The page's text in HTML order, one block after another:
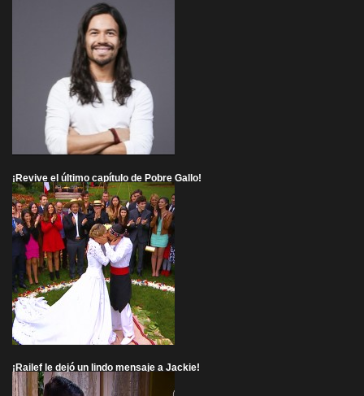
¡Revive el último capítulo de Pobre Gallo!
¡Railef le dejó un lindo mensaje a Jackie!